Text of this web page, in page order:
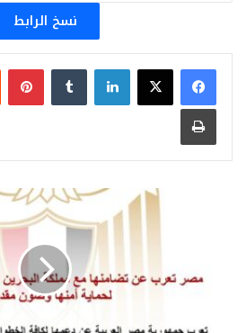
نسخ الرابط
لينكدإن
طباعة